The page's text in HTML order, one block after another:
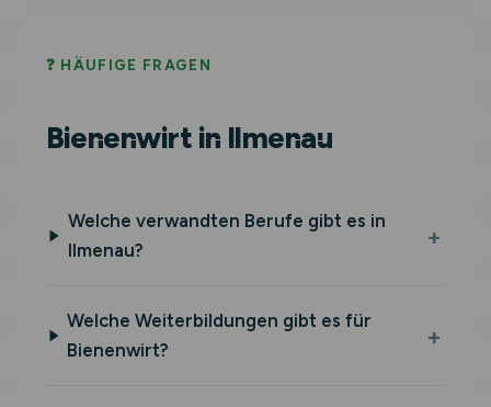
❓ HÄUFIGE FRAGEN
Bienenwirt in Ilmenau
Welche verwandten Berufe gibt es in
Ilmenau?
Welche Weiterbildungen gibt es für
Bienenwirt?